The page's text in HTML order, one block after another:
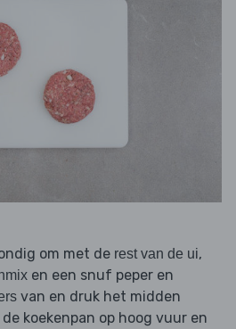
om met de rest van de ui,
en een snuf peper en
van en druk het midden
koekenpan op hoog vuur en